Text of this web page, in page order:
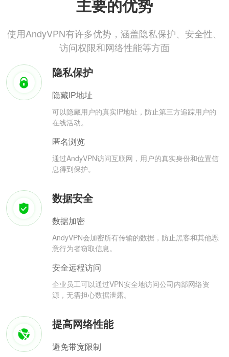
主要的优势
使用AndyVPN有许多优势，涵盖隐私保护、安全性、
访问权限和网络性能等方面
隐私保护
隐藏IP地址
可以隐藏用户的真实IP地址，防止第三方追踪用户的
在线活动。
匿名浏览
通过AndyVPN访问互联网，用户的真实身份和位置信
息得到保护。
数据安全
数据加密
AndyVPN会加密所有传输的数据，防止黑客和其他恶
意行为者窃取信息。
安全远程访问
企业员工可以通过VPN安全地访问公司内部网络资
源，无需担心数据泄露。
提高网络性能
避免带宽限制